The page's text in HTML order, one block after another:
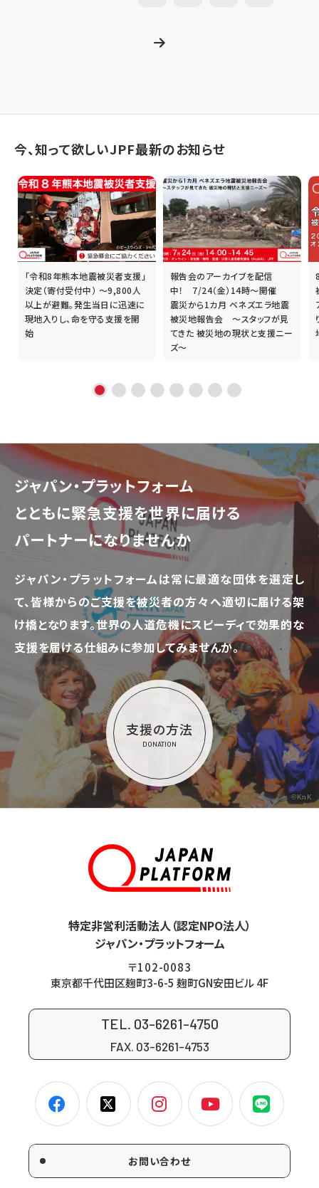
今、知って欲しいJPF最新のお知らせ
「令和8年熊本地震被災者支援」
決定（寄付受付中） ～9,800人
以上が避難。発生当日に迅速に
現地入りし、命を守る支援を開
始
報告会のアーカイブを配信
中！ 7/24（金）14時～開催
震災から1カ月 ベネズエラ地震
被災地報告会 ～スタッフが見
てきた 被災地の現状と支援ニー
ズ～
ジャパン・プラットフォーム
とともに緊急支援を世界に届ける
パートナーになりませんか
ジャパン・プラットフォームは常に最適な団体を選定し
て、皆様からのご支援を被災者の方々へ適切に届ける架
け橋となります。世界の人道危機にスピーディで効果的な
支援を届ける仕組みに参加してみませんか。
支援の方法
DONATION
©KnK
特定非営利活動法人（認定NPO法人）
ジャパン・プラットフォーム
〒102-0083
東京都千代田区麹町3-6-5 麹町GN安田ビル 4F
TEL. 03-6261-4750
FAX. 03-6261-4753
お問い合わせ